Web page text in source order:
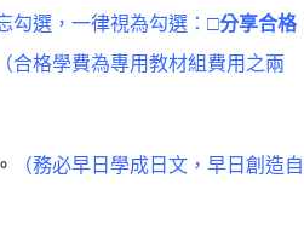
選，一律視為勾選： □分享合格
合格學費為專用教材組費用之兩
（務必早日學成日文，早日創造自